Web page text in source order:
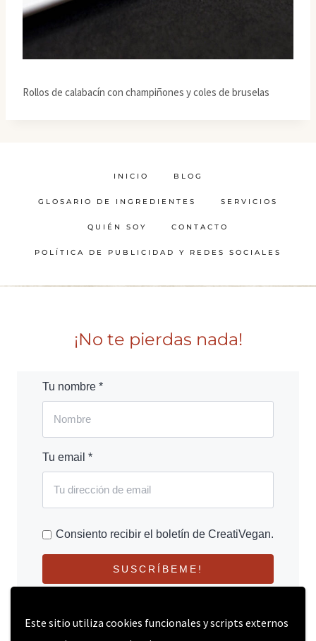
Este sitio utiliza cookies funcionales y scripts externos
Rollos de calabacín con champiñones y coles de bruselas
INICIO BLOG
GLOSARIO DE INGREDIENTES SERVICIOS
QUIÉN SOY CONTACTO
POLÍTICA DE PUBLICIDAD Y REDES SOCIALES
¡No te pierdas nada!
Tu nombre *
Tu email *
Consiento recibir el boletín de CreatiVegan.
SUSCRÍBEME!